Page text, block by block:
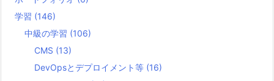
学習 (146)
中級の学習 (106)
CMS (13)
DevOpsとデプロイメント等 (16)